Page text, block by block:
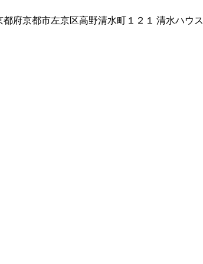
府京都市左京区高野清水町１２１ 清水ハウス